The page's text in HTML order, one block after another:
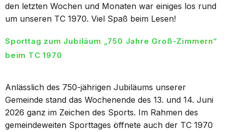
den letzten Wochen und Monaten war einiges los rund
um unseren TC 1970. Viel Spaß beim Lesen!
Sporttag zum Jubiläum „750 Jahre Groß-Zimmern“
beim TC 1970
Anlässlich des 750-jährigen Jubiläums unserer
Gemeinde stand das Wochenende des 13. und 14. Juni
2026 ganz im Zeichen des Sports. Im Rahmen des
gemeindeweiten Sporttages öffnete auch der TC 1970